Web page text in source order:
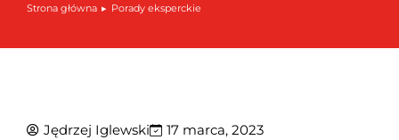
Jesteś tutaj:
Strona główna Porady eksperckie
Jędrzej Iglewski 17 marca, 2023